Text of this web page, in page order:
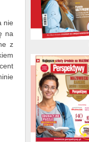
nie
na
z